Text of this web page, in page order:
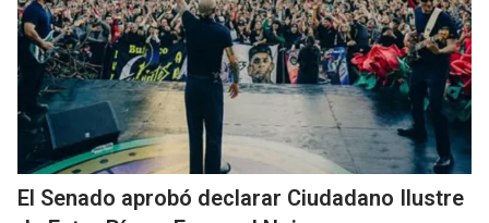
El Senado aprobó declarar Ciudadano Ilustre